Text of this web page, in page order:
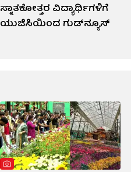
ಸ್ನಾತಕೋತ್ತರ ವಿದ್ಯಾರ್ಥಿಗಳಿಗೆ
ಯುಜಿಸಿಯಿಂದ ಗುಡ್​​ನ್ಯೂಸ್​